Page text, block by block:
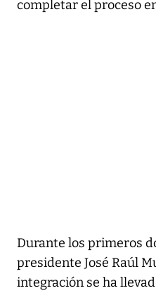
completar el proceso
Durante los primeros
presidente José Raúl
integración se ha